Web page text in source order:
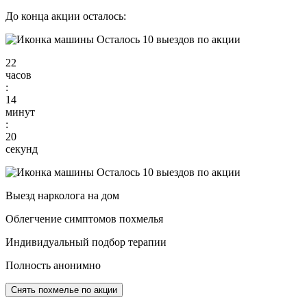
До конца акции осталось:
Осталось 10 выездов по акции
22
часов
:
14
минут
:
18
секунд
Осталось 10 выездов по акции
Выезд нарколога на дом
Облегчение симптомов похмелья
Индивидуальный подбор терапии
Полность анонимно
Снять похмелье по акции